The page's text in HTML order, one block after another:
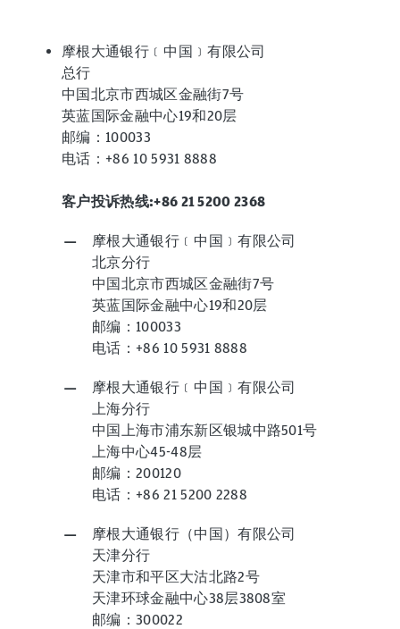
摩根大通银行﹝中国﹞有限公司
总行
中国北京市西城区金融街7号
英蓝国际金融中心19和20层
邮编：100033
电话：+86 10 5931 8888
客户投诉热线:+86 21 5200 2368
摩根大通银行﹝中国﹞有限公司
北京分行
中国北京市西城区金融街7号
英蓝国际金融中心19和20层
邮编：100033
电话：+86 10 5931 8888
摩根大通银行﹝中国﹞有限公司
上海分行
中国上海市浦东新区银城中路501号
上海中心45-48层
邮编：200120
电话：+86 21 5200 2288
摩根大通银行（中国）有限公司
天津分行
天津市和平区大沽北路2号
天津环球金融中心38层3808室
邮编：300022